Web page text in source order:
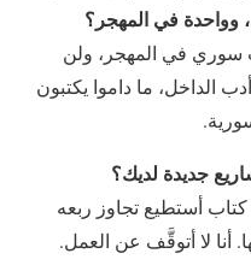
وواحدة في المهجر؟
سوري في المهجر، ولن
الداخل، ما داموا يكتبون
جديدة لديك؟
كتاب أستطيع تجاوز ربعه
أنا لا أتوقَّف عن العمل.